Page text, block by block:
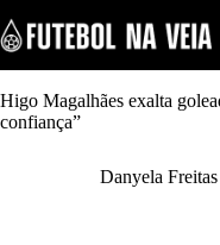
k
i
p
t
o
Higo Magalhães exalta
confiança”
Danyela Freitas